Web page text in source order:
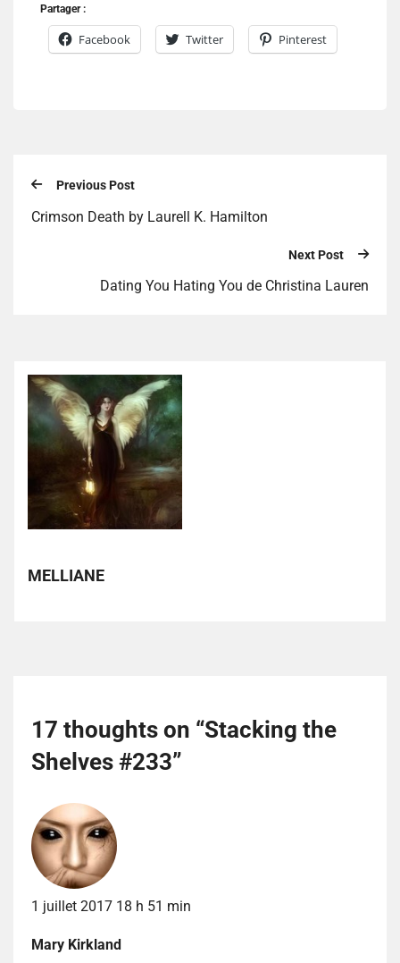
Partager :
Facebook Twitter Pinterest
Previous Post
Crimson Death by Laurell K. Hamilton
Next Post
Dating You Hating You de Christina Lauren
MELLIANE
17 thoughts on “Stacking the
Shelves #233”
1 juillet 2017 18 h 51 min
Mary Kirkland